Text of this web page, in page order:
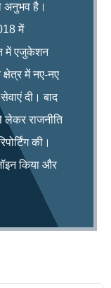
अनुभव है।
में
में एजुकेशन
में नए-नए
दी। बाद
राजनीति
की।
किया और